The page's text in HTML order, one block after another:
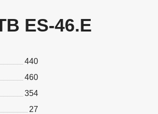
ES-46.E
440
460
354
27